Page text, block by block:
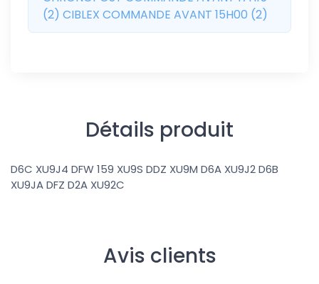
(2) CIBLEX COMMANDE AVANT 15H00 (2)
Détails produit
D6C XU9J4 DFW 159 XU9S DDZ XU9M D6A XU9J2 D6B
XU9JA DFZ D2A XU92C
Avis clients